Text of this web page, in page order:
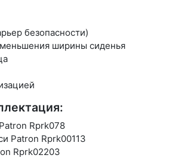
безопасности)
ширины сиденья
Rprk078
Patron Rprk00113
Rprk02203